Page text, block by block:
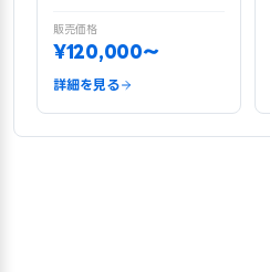
販売価格
¥120,000〜
詳細を見る